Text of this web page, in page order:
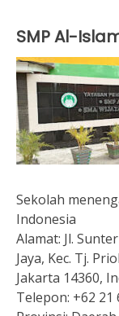
SMP Al-
Sekolah
Indonesia
Alamat: Jl.
Jaya, Kec. Tj.
Jakarta 14360,
Telepon: +62 21